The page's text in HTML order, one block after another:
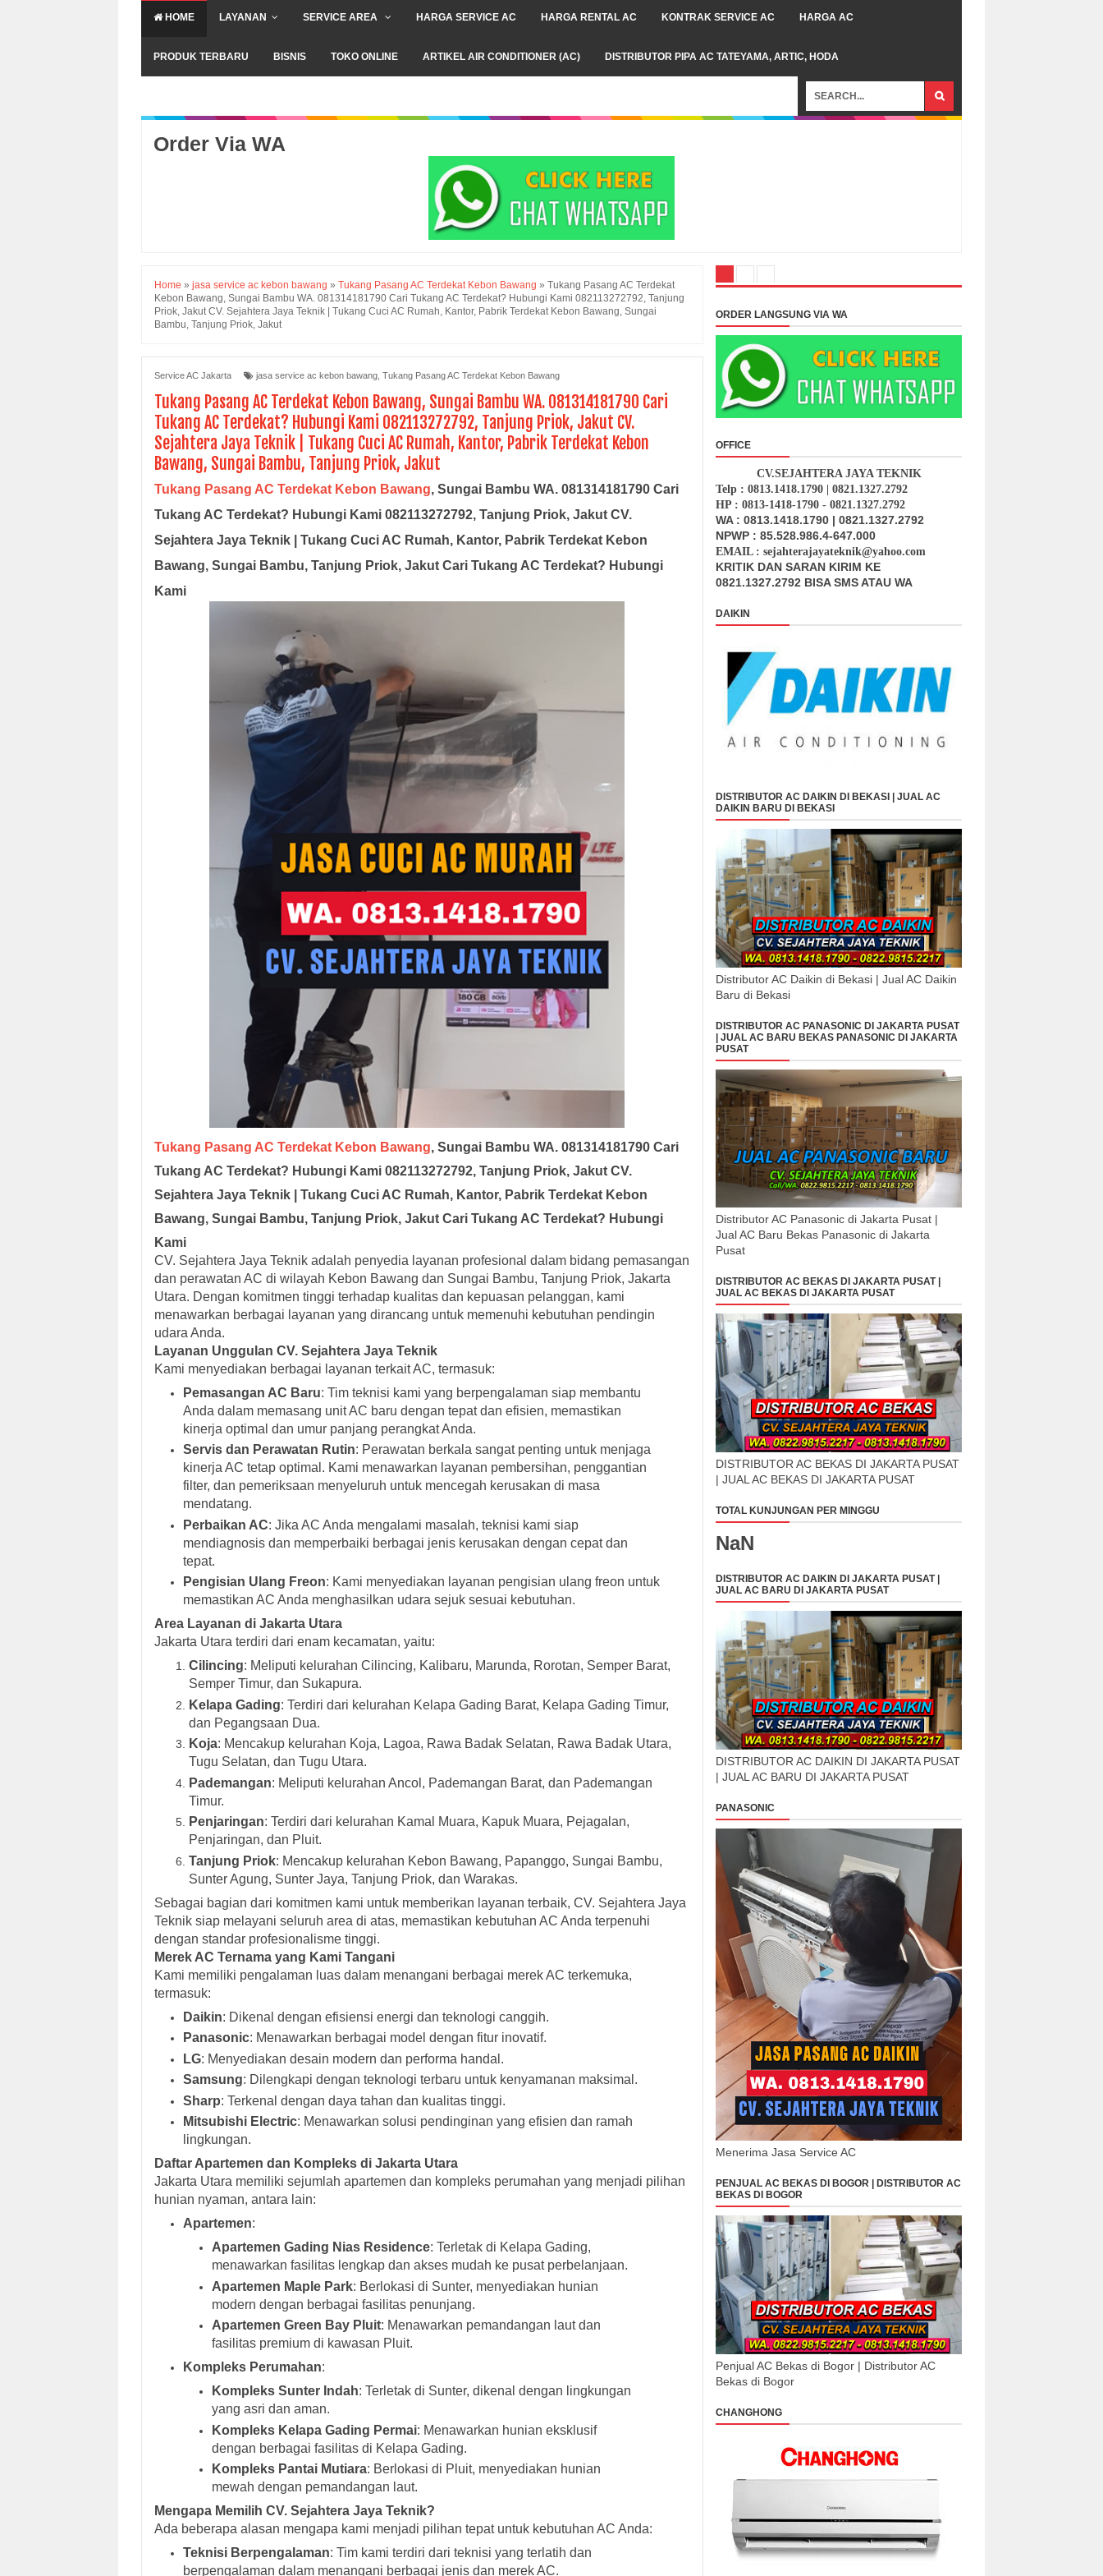
HOME LAYANAN SERVICE AREA HARGA SERVICE AC HARGA RENTAL AC KONTRAK SERVICE AC HARGA AC
PRODUK TERBARU BISNIS TOKO ONLINE ARTIKEL AIR CONDITIONER (AC) DISTRIBUTOR PIPA AC TATEYAMA, ARTIC, HODA
Order Via WA
Home » jasa service ac kebon bawang » Tukang Pasang AC Terdekat Kebon Bawang » Tukang Pasang AC Terdekat
Kebon Bawang, Sungai Bambu WA. 081314181790 Cari Tukang AC Terdekat? Hubungi Kami 082113272792, Tanjung
Priok, Jakut CV. Sejahtera Jaya Teknik | Tukang Cuci AC Rumah, Kantor, Pabrik Terdekat Kebon Bawang, Sungai
Bambu, Tanjung Priok, Jakut
Service AC Jakarta jasa service ac kebon bawang Tukang Pasang AC Terdekat Kebon Bawang
Tukang Pasang AC Terdekat Kebon Bawang, Sungai Bambu WA. 081314181790 Cari
Tukang AC Terdekat? Hubungi Kami 082113272792, Tanjung Priok, Jakut CV.
Sejahtera Jaya Teknik | Tukang Cuci AC Rumah, Kantor, Pabrik Terdekat Kebon
Bawang, Sungai Bambu, Tanjung Priok, Jakut
Tukang Pasang AC Terdekat Kebon Bawang, Sungai Bambu WA. 081314181790 Cari
Tukang AC Terdekat? Hubungi Kami 082113272792, Tanjung Priok, Jakut CV.
Sejahtera Jaya Teknik | Tukang Cuci AC Rumah, Kantor, Pabrik Terdekat Kebon
Bawang, Sungai Bambu, Tanjung Priok, Jakut Cari Tukang AC Terdekat? Hubungi
Kami
Tukang Pasang AC Terdekat Kebon Bawang, Sungai Bambu WA. 081314181790 Cari
Tukang AC Terdekat? Hubungi Kami 082113272792, Tanjung Priok, Jakut CV.
Sejahtera Jaya Teknik | Tukang Cuci AC Rumah, Kantor, Pabrik Terdekat Kebon
Bawang, Sungai Bambu, Tanjung Priok, Jakut Cari Tukang AC Terdekat? Hubungi
Kami
CV. Sejahtera Jaya Teknik adalah penyedia layanan profesional dalam bidang pemasangan
dan perawatan AC di wilayah Kebon Bawang dan Sungai Bambu, Tanjung Priok, Jakarta
Utara. Dengan komitmen tinggi terhadap kualitas dan kepuasan pelanggan, kami
menawarkan berbagai layanan yang dirancang untuk memenuhi kebutuhan pendingin
udara Anda.
Layanan Unggulan CV. Sejahtera Jaya Teknik
Kami menyediakan berbagai layanan terkait AC, termasuk:
Pemasangan AC Baru: Tim teknisi kami yang berpengalaman siap membantu
Anda dalam memasang unit AC baru dengan tepat dan efisien, memastikan
kinerja optimal dan umur panjang perangkat Anda.
Servis dan Perawatan Rutin: Perawatan berkala sangat penting untuk menjaga
kinerja AC tetap optimal. Kami menawarkan layanan pembersihan, penggantian
filter, dan pemeriksaan menyeluruh untuk mencegah kerusakan di masa
mendatang.
Perbaikan AC: Jika AC Anda mengalami masalah, teknisi kami siap
mendiagnosis dan memperbaiki berbagai jenis kerusakan dengan cepat dan
tepat.
Pengisian Ulang Freon: Kami menyediakan layanan pengisian ulang freon untuk
memastikan AC Anda menghasilkan udara sejuk sesuai kebutuhan.
Area Layanan di Jakarta Utara
Jakarta Utara terdiri dari enam kecamatan, yaitu:
Cilincing: Meliputi kelurahan Cilincing, Kalibaru, Marunda, Rorotan, Semper Barat,
Semper Timur, dan Sukapura.
Kelapa Gading: Terdiri dari kelurahan Kelapa Gading Barat, Kelapa Gading Timur,
dan Pegangsaan Dua.
Koja: Mencakup kelurahan Koja, Lagoa, Rawa Badak Selatan, Rawa Badak Utara,
Tugu Selatan, dan Tugu Utara.
Pademangan: Meliputi kelurahan Ancol, Pademangan Barat, dan Pademangan
Timur.
Penjaringan: Terdiri dari kelurahan Kamal Muara, Kapuk Muara, Pejagalan,
Penjaringan, dan Pluit.
Tanjung Priok: Mencakup kelurahan Kebon Bawang, Papanggo, Sungai Bambu,
Sunter Agung, Sunter Jaya, Tanjung Priok, dan Warakas.
Sebagai bagian dari komitmen kami untuk memberikan layanan terbaik, CV. Sejahtera Jaya
Teknik siap melayani seluruh area di atas, memastikan kebutuhan AC Anda terpenuhi
dengan standar profesionalisme tinggi.
Merek AC Ternama yang Kami Tangani
Kami memiliki pengalaman luas dalam menangani berbagai merek AC terkemuka,
termasuk:
Daikin: Dikenal dengan efisiensi energi dan teknologi canggih.
Panasonic: Menawarkan berbagai model dengan fitur inovatif.
LG: Menyediakan desain modern dan performa handal.
Samsung: Dilengkapi dengan teknologi terbaru untuk kenyamanan maksimal.
Sharp: Terkenal dengan daya tahan dan kualitas tinggi.
Mitsubishi Electric: Menawarkan solusi pendinginan yang efisien dan ramah
lingkungan.
Daftar Apartemen dan Kompleks di Jakarta Utara
Jakarta Utara memiliki sejumlah apartemen dan kompleks perumahan yang menjadi pilihan
hunian nyaman, antara lain:
Apartemen:
Apartemen Gading Nias Residence: Terletak di Kelapa Gading,
menawarkan fasilitas lengkap dan akses mudah ke pusat perbelanjaan.
Apartemen Maple Park: Berlokasi di Sunter, menyediakan hunian
modern dengan berbagai fasilitas penunjang.
Apartemen Green Bay Pluit: Menawarkan pemandangan laut dan
fasilitas premium di kawasan Pluit.
Kompleks Perumahan:
Kompleks Sunter Indah: Terletak di Sunter, dikenal dengan lingkungan
yang asri dan aman.
Kompleks Kelapa Gading Permai: Menawarkan hunian eksklusif
dengan berbagai fasilitas di Kelapa Gading.
Kompleks Pantai Mutiara: Berlokasi di Pluit, menyediakan hunian
mewah dengan pemandangan laut.
Mengapa Memilih CV. Sejahtera Jaya Teknik?
Ada beberapa alasan mengapa kami menjadi pilihan tepat untuk kebutuhan AC Anda:
Teknisi Berpengalaman: Tim kami terdiri dari teknisi yang terlatih dan
berpengalaman dalam menangani berbagai jenis dan merek AC.
ORDER LANGSUNG VIA WA
OFFICE
CV.SEJAHTERA JAYA TEKNIK
Telp : 0813.1418.1790 | 0821.1327.2792
HP : 0813-1418-1790 - 0821.1327.2792
WA : 0813.1418.1790 | 0821.1327.2792
NPWP : 85.528.986.4-647.000
EMAIL : sejahterajayateknik@yahoo.com
KRITIK DAN SARAN KIRIM KE
0821.1327.2792 BISA SMS ATAU WA
DAIKIN
DISTRIBUTOR AC DAIKIN DI BEKASI | JUAL AC
DAIKIN BARU DI BEKASI
Distributor AC Daikin di Bekasi | Jual AC Daikin
Baru di Bekasi
DISTRIBUTOR AC PANASONIC DI JAKARTA PUSAT
| JUAL AC BARU BEKAS PANASONIC DI JAKARTA
PUSAT
Distributor AC Panasonic di Jakarta Pusat |
Jual AC Baru Bekas Panasonic di Jakarta
Pusat
DISTRIBUTOR AC BEKAS DI JAKARTA PUSAT |
JUAL AC BEKAS DI JAKARTA PUSAT
DISTRIBUTOR AC BEKAS DI JAKARTA PUSAT
| JUAL AC BEKAS DI JAKARTA PUSAT
TOTAL KUNJUNGAN PER MINGGU
NaN
DISTRIBUTOR AC DAIKIN DI JAKARTA PUSAT |
JUAL AC BARU DI JAKARTA PUSAT
DISTRIBUTOR AC DAIKIN DI JAKARTA PUSAT
| JUAL AC BARU DI JAKARTA PUSAT
PANASONIC
Menerima Jasa Service AC
PENJUAL AC BEKAS DI BOGOR | DISTRIBUTOR AC
BEKAS DI BOGOR
Penjual AC Bekas di Bogor | Distributor AC
Bekas di Bogor
CHANGHONG